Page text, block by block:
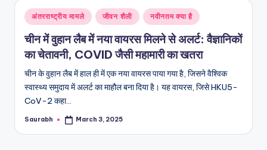
Posted
in
अंतरराष्ट्रीय मामले जीवन शैली नवीनतम क्या है
चीन में वुहान लैब में नया वायरस मिलने से अलर्ट: वैज्ञानिकों
का चेतावनी, COVID जैसी महामारी का खतरा
चीन के वुहान लैब में हाल ही में एक नया वायरस पाया गया है, जिसने वैश्विक
स्वास्थ्य समुदाय में अलर्ट का माहौल बना दिया है। यह वायरस, जिसे HKU5-
CoV-2 कहा…
Posted
Saurabh March 3, 2025